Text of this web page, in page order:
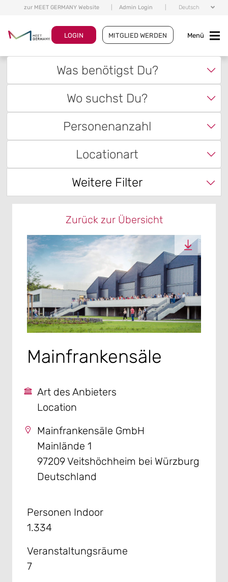
zur MEET GERMANY Website Admin Login Deutsch
LOGIN MITGLIED WERDEN Menü
Was benötigst Du?
Wo suchst Du?
Personenanzahl
Locationart
Weitere Filter
Zurück zur Übersicht
Mainfrankensäle
Art des Anbieters
Location
Mainfrankensäle GmbH
Mainlände 1
97209 Veitshöchheim bei Würzburg
Deutschland
Personen Indoor
1.334
Veranstaltungsräume
7